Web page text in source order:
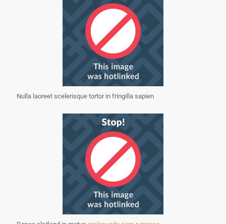
Nulla laoreet scelerisque tortor in fringilla sapien